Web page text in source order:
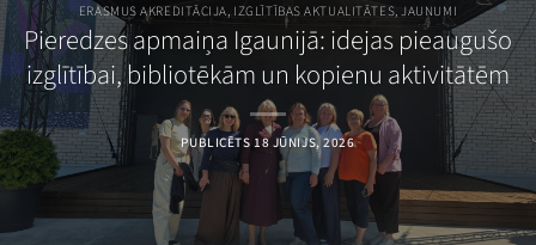
ERASMUS AKREDITĀCIJA, IZGLĪTĪBAS AKTUALITĀTES,JAUNUMI
Pieredzes apmaiņa Igaunijā: idejas pieaugušo
izglītībai, bibliotēkām un kopienu aktivitātēm
PUBLICĒTS18 JŪNIJS, 2026